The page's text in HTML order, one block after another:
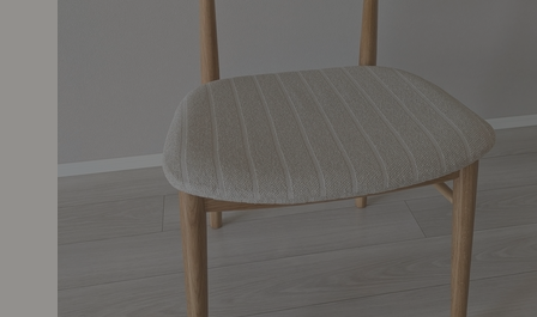
りく 様 50代 一人暮らし
★★★★★ 2026年4月18日
てました。一緒に購入したテーブルはまだ届いてませんが、
もたれをテーブルに引っ掛けられるので、お掃除ロボットの